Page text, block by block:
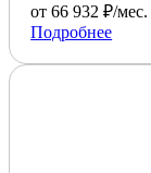
от 66 932 ₽/мес.
Подробнее